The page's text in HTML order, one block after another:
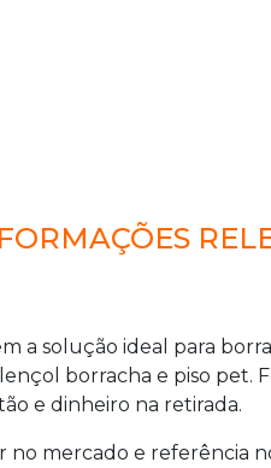
a solução ideal para
borracha e piso pet.
e dinheiro na retirada.
no mercado e referência